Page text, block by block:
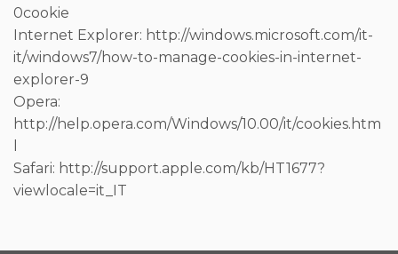
0cookie
Internet Explorer: http://windows.microsoft.com/it-
it/windows7/how-to-manage-cookies-in-internet-
explorer-9
Opera:
http://help.opera.com/Windows/10.00/it/cookies.htm
Safari: http://support.apple.com/kb/HT1677?
viewlocale=it_IT